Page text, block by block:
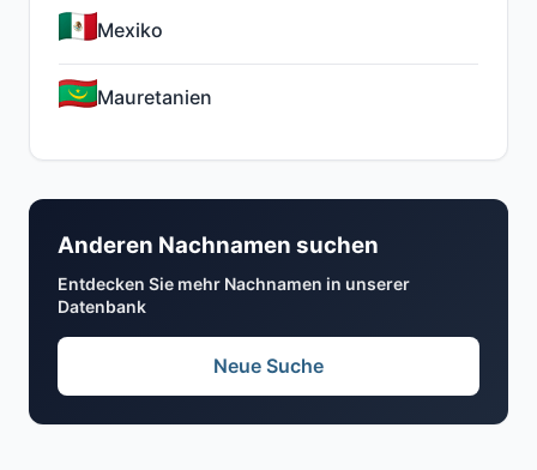
Mexiko
Mauretanien
Anderen Nachnamen suchen
Entdecken Sie mehr Nachnamen in unserer
Datenbank
Neue Suche